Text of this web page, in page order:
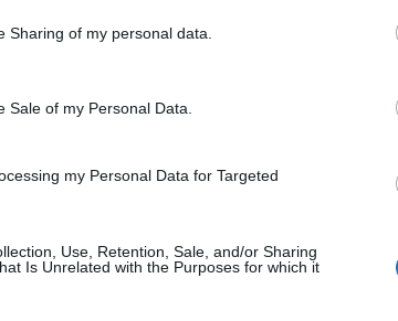
Sharing of my personal data.
Sale of my Personal Data.
my Personal Data for Targeted
Use, Retention, Sale, and/or Sharing
Is Unrelated with the Purposes for which it
(
géza